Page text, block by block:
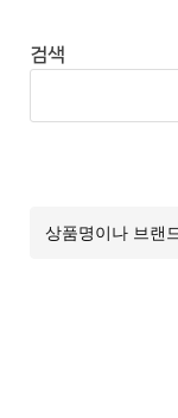
검색